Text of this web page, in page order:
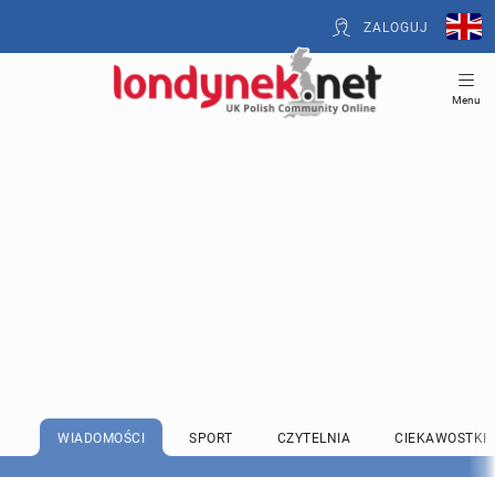
ZALOGUJ
Menu
WIADOMOŚCI SPORT CZYTELNIA CIEKAWOSTKI